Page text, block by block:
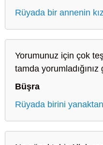
Rüyada bir annenin
Yorumunuz için çok
tamda yorumladığınız
Büşra
Rüyada birini